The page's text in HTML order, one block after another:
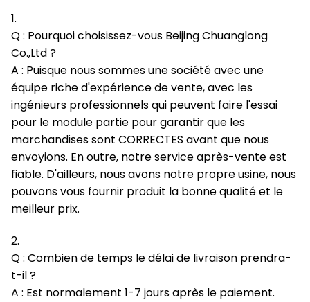
1.
Q : Pourquoi choisissez-vous Beijing Chuanglong
Co.,Ltd ?
A : Puisque nous sommes une société avec une
équipe riche d'expérience de vente, avec les
ingénieurs professionnels qui peuvent faire l'essai
pour le module partie pour garantir que les
marchandises sont CORRECTES avant que nous
envoyions. En outre, notre service après-vente est
fiable. D'ailleurs, nous avons notre propre usine, nous
pouvons vous fournir produit la bonne qualité et le
meilleur prix.
2.
Q : Combien de temps le délai de livraison prendra-
t-il ?
A : Est normalement 1-7 jours après le paiement.